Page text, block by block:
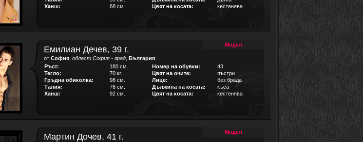
Ханш:
88 см. Цвят на косата: кестенява
Емилиан Дечев, 39 г. Модел
от София област София - град България
Ръст:
180 см. Номер на обувки:
43
Тегло:
70 кг. Цвят на очите:
пъстри
Гръдна обиколка:
98 см. Лице:
без брада
Талия:
76 см. Дължина на косата:
къса
Ханш:
92 см. Цвят на косата: кестенява
Мартин Дочев, 41 г. Модел